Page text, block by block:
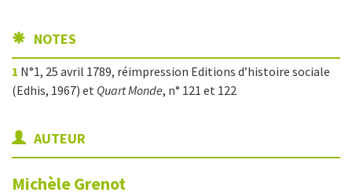
NOTES
1 N°1, 25 avril 1789, réimpression Editions d’histoire sociale
(Edhis, 1967) et Quart Monde, n° 121 et 122
AUTEUR
MichèleGrenot